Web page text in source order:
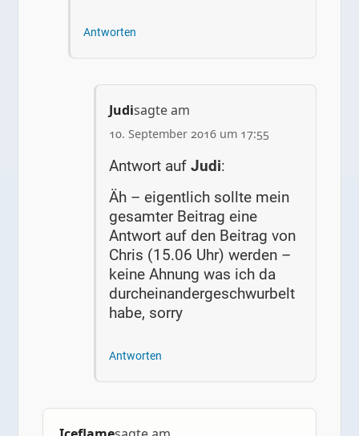
Antworten
Judisagte am
10. September 2016 um 17:55
Antwort aufJudi:
Äh – eigentlich sollte mein
gesamter Beitrag eine
Antwort auf den Beitrag von
Chris (15.06 Uhr) werden –
keine Ahnung was ich da
durcheinandergeschwurbelt
habe, sorry
Antworten